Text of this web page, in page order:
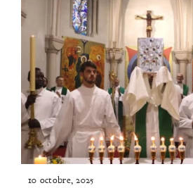
10 octobre, 2025